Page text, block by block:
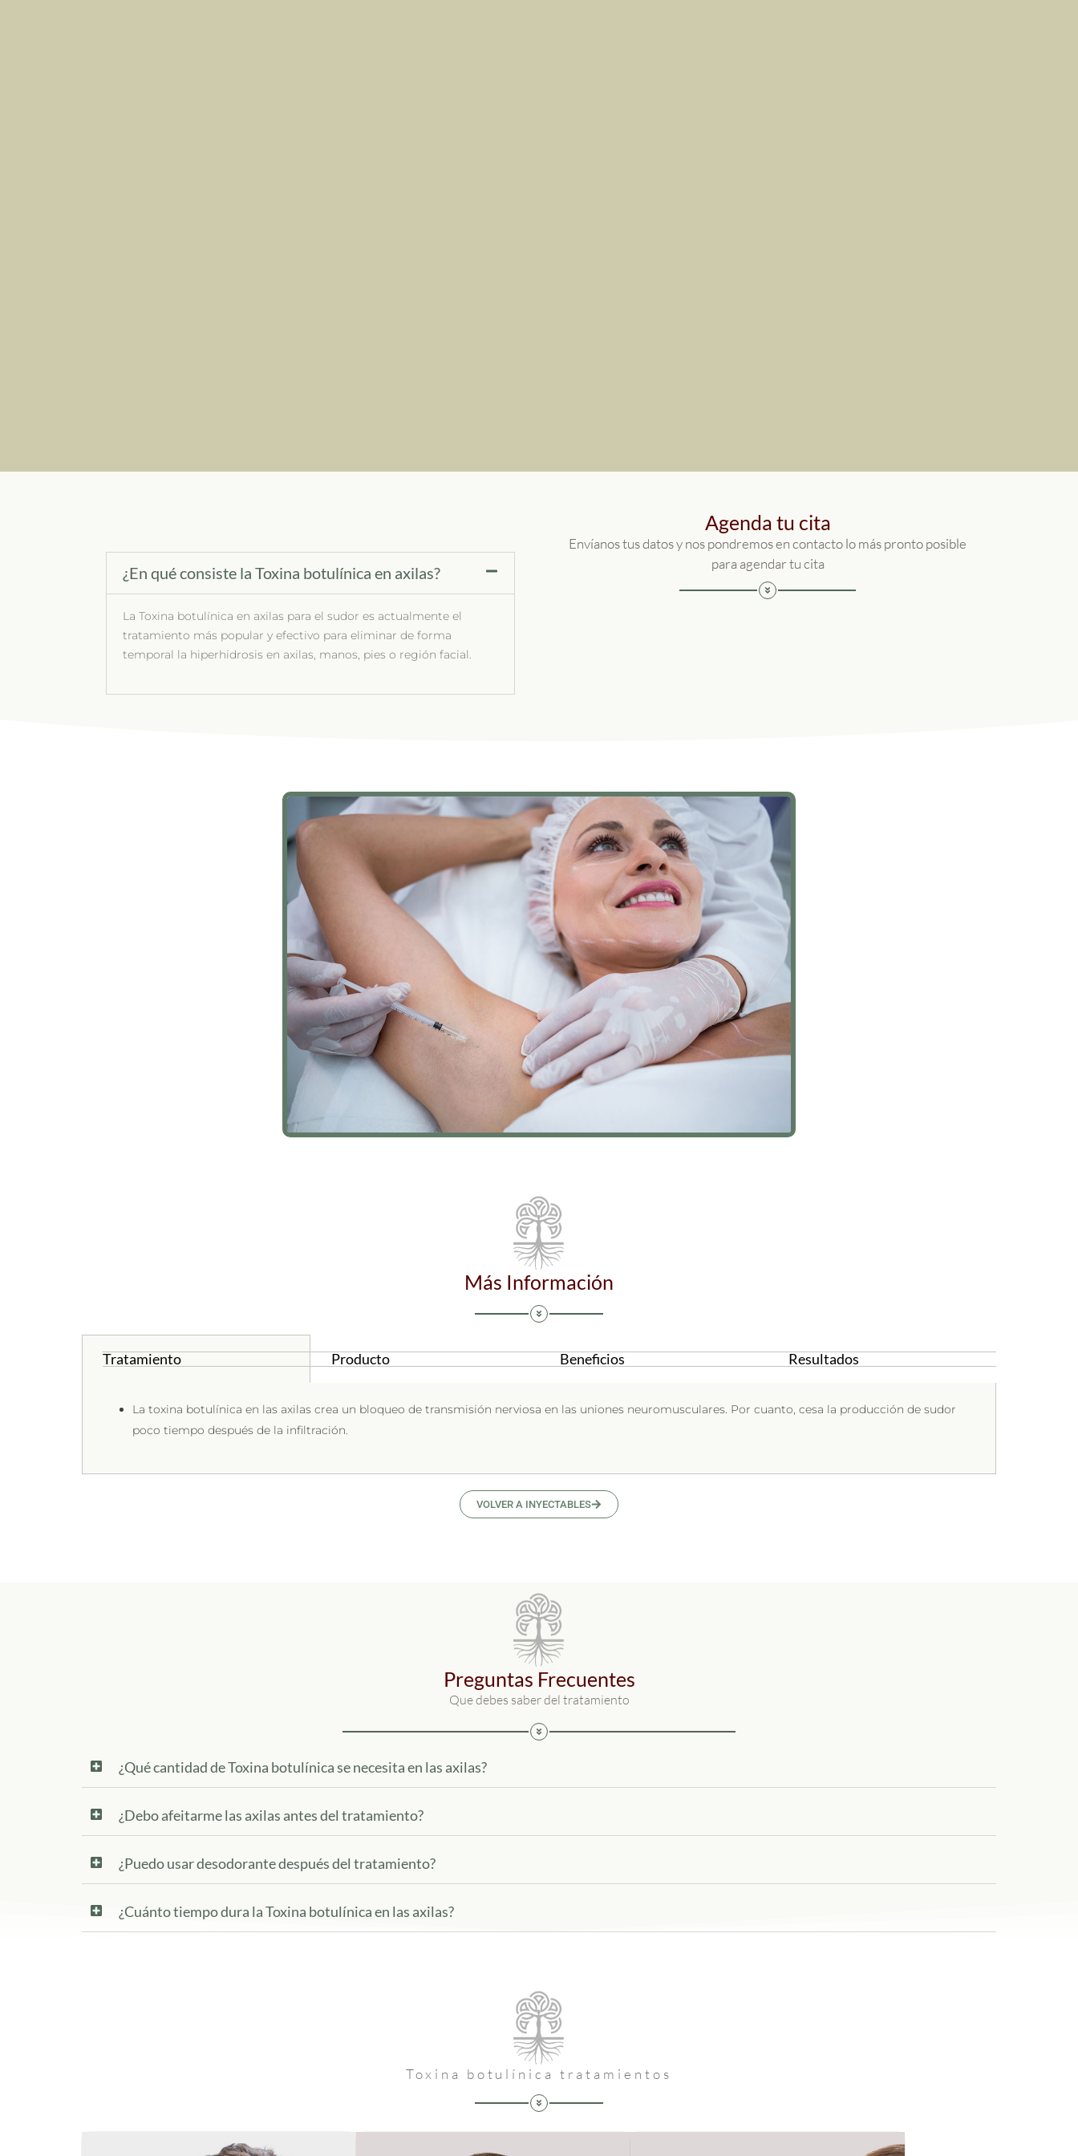
¿En qué consiste la Toxina botulínica en axilas?
La Toxina botulínica en axilas para el sudor es actualmente el
tratamiento más popular y efectivo para eliminar de forma
temporal la hiperhidrosis en axilas, manos, pies o región facial.
Agenda tu cita
Envíanos tus datos y nos pondremos en contacto lo más pronto posible
para agendar tu cita
Más Información
Tratamiento Producto Beneficios Resultados
La toxina botulínica en las axilas crea un bloqueo de transmisión nerviosa en las uniones neuromusculares. Por cuanto, cesa la producción de sudor
poco tiempo después de la infiltración.
VOLVER A INYECTABLES
Preguntas Frecuentes
Que debes saber del tratamiento
¿Qué cantidad de Toxina botulínica se necesita en las axilas?
¿Debo afeitarme las axilas antes del tratamiento?
¿Puedo usar desodorante después del tratamiento?
¿Cuánto tiempo dura la Toxina botulínica en las axilas?
Toxina botulínica tratamientos